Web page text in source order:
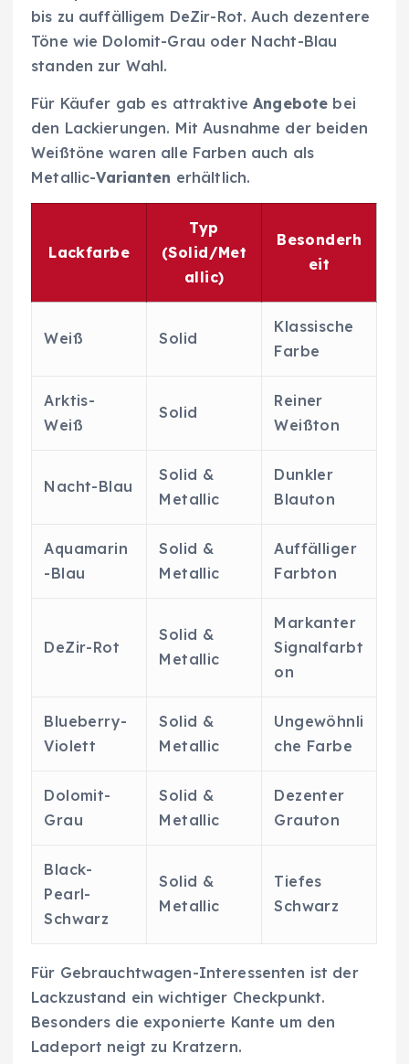
bis zu auffälligem DeZir-Rot. Auch dezentere
Töne wie Dolomit-Grau oder Nacht-Blau
standen zur Wahl.
Für Käufer gab es attraktiveAngebote bei
den Lackierungen. Mit Ausnahme der beiden
Weißtöne waren alle Farben auch als
Metallic-Varianten erhältlich.
Lackfarbe
Typ
(Solid/Met
allic)
Besonderh
eit
Weiß Solid
Klassische
Farbe
Arktis-
Weiß
Solid
Reiner
Weißton
Nacht-Blau
Solid &
Metallic
Dunkler
Blauton
Aquamarin
-Blau
Solid &
Metallic
Auffälliger
Farbton
DeZir-Rot
Solid &
Metallic
Markanter
Signalfarbt
on
Blueberry-
Violett
Solid &
Metallic
Ungewöhnli
che Farbe
Dolomit-
Grau
Solid &
Metallic
Dezenter
Grauton
Black-
Pearl-
Schwarz
Solid &
Metallic
Tiefes
Schwarz
Für Gebrauchtwagen-Interessenten ist der
Lackzustand ein wichtiger Checkpunkt.
Besonders die exponierte Kante um den
Ladeport neigt zu Kratzern.